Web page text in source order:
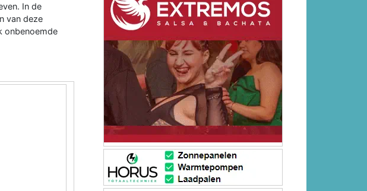
In de
van deze
onbenoemde